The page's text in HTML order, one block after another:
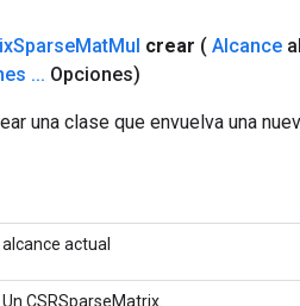
SparseMatMul crear ( Alcance
... Opciones)
una clase que envuelva una
alcance actual
Un CSRSparseMatrix.